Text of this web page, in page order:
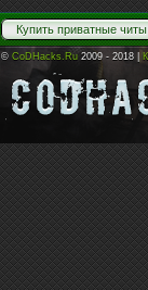
Купить приватные читы
© CoDHacks.Ru 2009 - 2018 |